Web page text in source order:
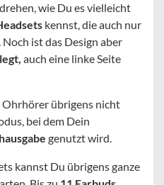
wie Du es vielleicht
kennst, die auch nur
ist das Design aber
auch eine linke Seite
Ohrhörer übrigens nicht
bei dem Dein
genutzt wird.
kannst Du übrigens ganze